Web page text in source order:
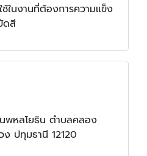
ช้ในงานที่ต้องการความแข็ง
ดสี
พหลโยธิน ตำบลคลอง
ปทุมธานี 12120